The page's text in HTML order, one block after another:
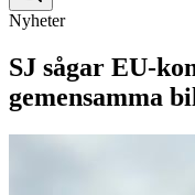
Nyheter
SJ sågar EU-
gemensamma